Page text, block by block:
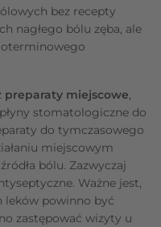
bez recepty
nagłego bólu zęba, ale
preparaty miejscowe,
stomatologiczne do
do tymczasowego
miejscowym
bólu. Zazwyczaj
Ważne jest,
leków powinno być
zastępować wizyty u